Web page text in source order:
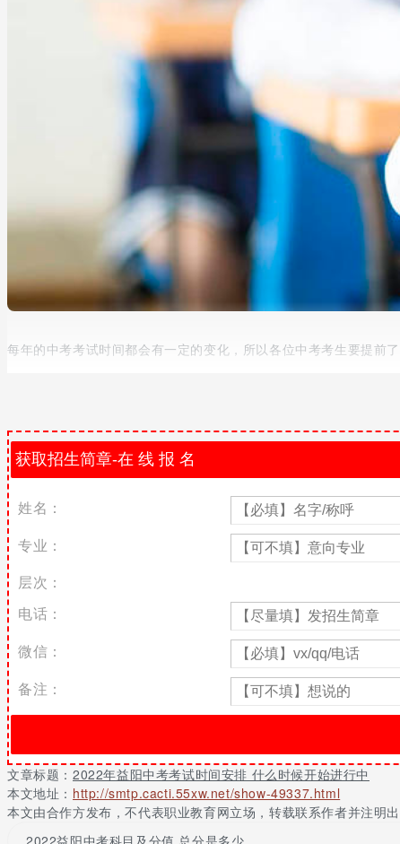
每年的中考考试时间都会有一定的变化，所以各位中考考生要提前
2018年区内初中毕业生未参加我市2016年初二生物、地理、生物
(已在我区参加生物、地理中考的除外)凭学校所在地县级(含县级)
初中毕业生按有关要求进行补考。
2018年初中毕业学业考试时间为：
九年级：6月16日 上午 8:00—9:30(数学)
10:15—12:15(思想品德、历史)
下午14:30—16:30(语文)
17:15—18:05(艺术、体育健康知识)
6月17日 上午 8:00—9:30(英语)
10:15—12:15(物理、化学)
八年级：6月17日 下午,14:30—16:30(地理、生物)
中考简介
中考，全称为初中学业水平考试。是检测初中在校生是否达到初中
科全部列入初中学业水平考试的范围。学生可根据中考成绩报考相
但普通高中教育还是基础教育的范畴，因此，中考既要坚持考查基
革情况、教材使用情况，最大限度地求同避异，充分体现义务教育
姓名：
专业：
层次：
电话：
微信：
备注：
文章标题： 2022年益阳中考考试时间安排 什么时候开始进行中
本文地址： http://smtp.cacti.55xw.net/show-49337.html
本文由合作方发布，不代表职业教育网立场，转载联系作者并注明
2022益阳中考科目及分值 总分是多少